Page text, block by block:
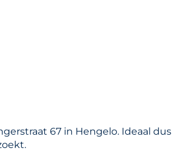
67 in Hengelo. Ideaal dus